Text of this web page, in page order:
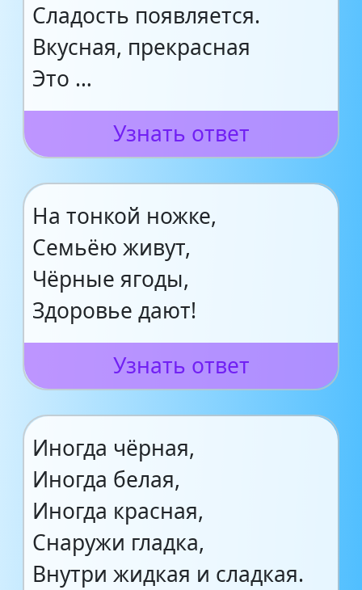
Сладость появляется.
Вкусная, прекрасная
Это …
Узнать ответ
На тонкой ножке,
Семьёю живут,
Чёрные ягоды,
Здоровье дают!
Узнать ответ
Иногда чёрная,
Иногда белая,
Иногда красная,
Снаружи гладка,
Внутри жидкая и сладкая.